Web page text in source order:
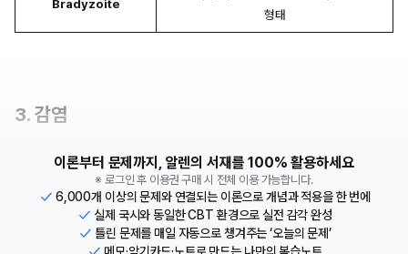
Bradyzoite
형태
3. 감염
이론부터 문제까지, 알렌의 서재를 100% 활용하세요
※ 로그인 후 이용권 구매 시 전체 이용 가능합니다.
6,000개 이상의 문제와 연결되는 이론으로 개념과 적용을 한 번에
실제 국시와 동일한 CBT 환경으로 실전 감각 완성
틀린 문제를 매일 자동으로 챙겨주는 ‘오늘의 문제’